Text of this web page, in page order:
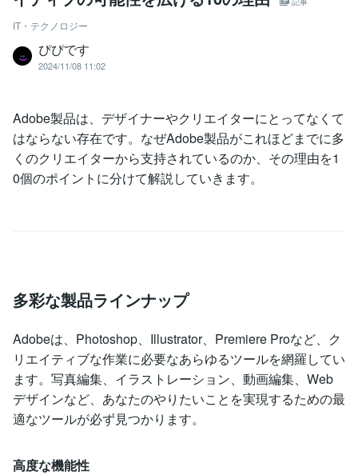
IT・テクノロジー
ぴぴです
2024/11/08 11:02
Adobe製品は、デザイナーやクリエイターにとってなくて
はならない存在です。なぜAdobe製品がこれほどまでに多
くのクリエイターから支持されているのか、その理由を1
0個のポイントに分けて解説していきます。
多彩な製品ラインナップ
Adobeは、Photoshop、Illustrator、Premiere Proなど、ク
リエイティブな作業に必要なあらゆるツールを網羅してい
ます。写真編集、イラストレーション、動画編集、Web
デザインなど、あなたのやりたいことを実現するための最
適なツールが必ず見つかります。
高度な機能性